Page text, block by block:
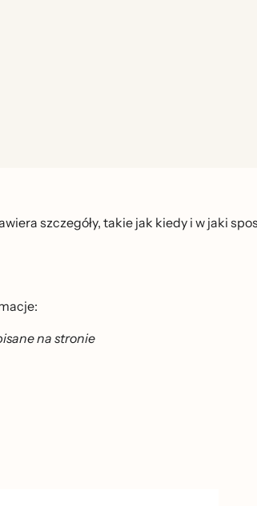
szczegóły, takie jak kiedy i w jaki
na stronie